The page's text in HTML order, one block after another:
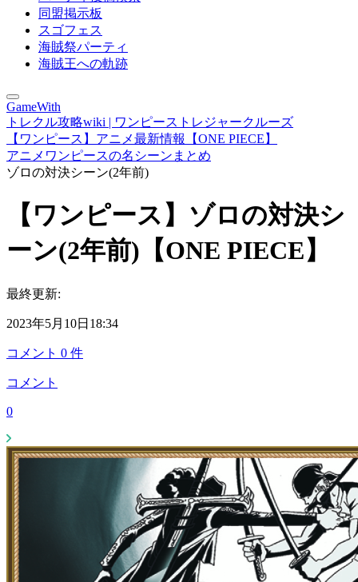
同盟掲示板
スゴフェス
海賊祭パーティ
海賊王への軌跡
GameWith
トレクル攻略wiki | ワンピーストレジャークルーズ
【ワンピース】アニメ最新情報【ONE PIECE】
アニメワンピースの名シーンまとめ
ゾロの対決シーン(2年前)
【ワンピース】ゾロの対決シ
ーン(2年前)【ONE PIECE】
最終更新:
2023年5月10日18:34
コメント 0 件
コメント
0